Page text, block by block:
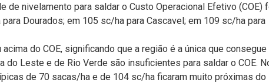
de nivelamento para saldar o Custo Operacional Efetivo (COE)
Dourados; em 105 sc/ha para Cascavel; em 109 sc/ha para
do COE, significando que a região é a única que consegue
Leste e de Rio Verde são insuficientes para saldar o COE.
de 70 sacas/ha e de 104 sc/ha ficaram muito próximas do